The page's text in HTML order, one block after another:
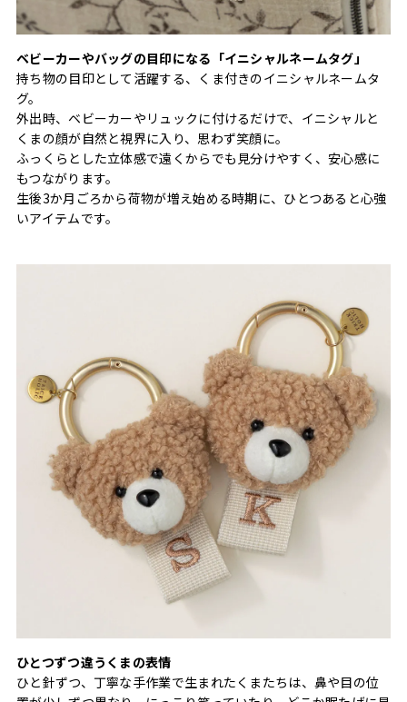
ベビーカーやバッグの目印になる「イニシャルネームタグ」
持ち物の目印として活躍する、くま付きのイニシャルネームタ
グ。
外出時、ベビーカーやリュックに付けるだけで、イニシャルと
くまの顔が自然と視界に入り、思わず笑顔に。
ふっくらとした立体感で遠くからでも見分けやすく、安心感に
もつながります。
生後3か月ごろから荷物が増え始める時期に、ひとつあると心強
いアイテムです。
ひとつずつ違うくまの表情
ひと針ずつ、丁寧な手作業で生まれたくまたちは、鼻や目の位